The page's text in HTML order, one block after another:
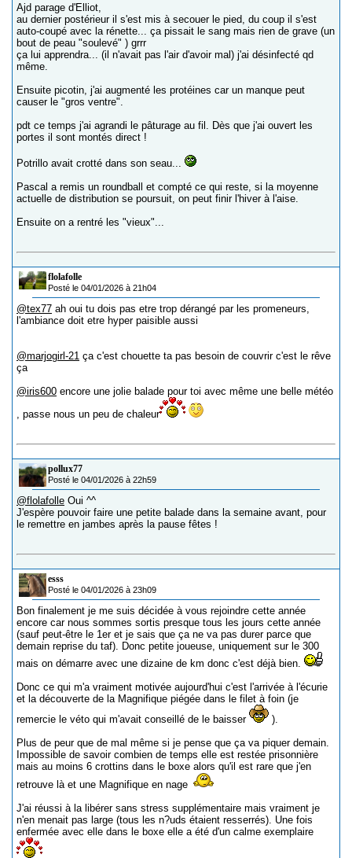
Ajd parage d'Elliot,
au dernier postérieur il s'est mis à secouer le pied, du coup il s'est
auto-coupé avec la rénette... ça pissait le sang mais rien de grave (un
bout de peau "soulevé" ) grrr
ça lui apprendra... (il n'avait pas l'air d'avoir mal) j'ai désinfecté qd
même.
Ensuite picotin, j'ai augmenté les protéines car un manque peut
causer le "gros ventre".
pdt ce temps j'ai agrandi le pâturage au fil. Dès que j'ai ouvert les
portes il sont montés direct !
Potrillo avait crotté dans son seau...
Pascal a remis un roundball et compté ce qui reste, si la moyenne
actuelle de distribution se poursuit, on peut finir l'hiver à l'aise.
Ensuite on a rentré les "vieux"...
flolafolle
Posté le 04/01/2026 à 21h04
@tex77 ah oui tu dois pas etre trop dérangé par les promeneurs,
l'ambiance doit etre hyper paisible aussi
@marjogirl-21 ça c'est chouette ta pas besoin de couvrir c'est le rêve
ça
@iris600 encore une jolie balade pour toi avec même une belle météo
, passe nous un peu de chaleur
pollux77
Posté le 04/01/2026 à 22h59
@flolafolle Oui ^^
J'espère pouvoir faire une petite balade dans la semaine avant, pour
le remettre en jambes après la pause fêtes !
esss
Posté le 04/01/2026 à 23h09
Bon finalement je me suis décidée à vous rejoindre cette année
encore car nous sommes sortis presque tous les jours cette année
(sauf peut-être le 1er et je sais que ça ne va pas durer parce que
demain reprise du taf). Donc petite joueuse, uniquement sur le 300
mais on démarre avec une dizaine de km donc c'est déjà bien.
Donc ce qui m'a vraiment motivée aujourd'hui c'est l'arrivée à l'écurie
et la découverte de la Magnifique piégée dans le filet à foin (je
remercie le véto qui m'avait conseillé de le baisser
).
Plus de peur que de mal même si je pense que ça va piquer demain.
Impossible de savoir combien de temps elle est restée prisonnière
mais au moins 6 crottins dans le boxe alors qu'il est rare que j'en
retrouve là et une Magnifique en nage
J'ai réussi à la libérer sans stress supplémentaire mais vraiment je
n'en menait pas large (tous les n?uds étaient resserrés). Une fois
enfermée avec elle dans le boxe elle a été d'un calme exemplaire